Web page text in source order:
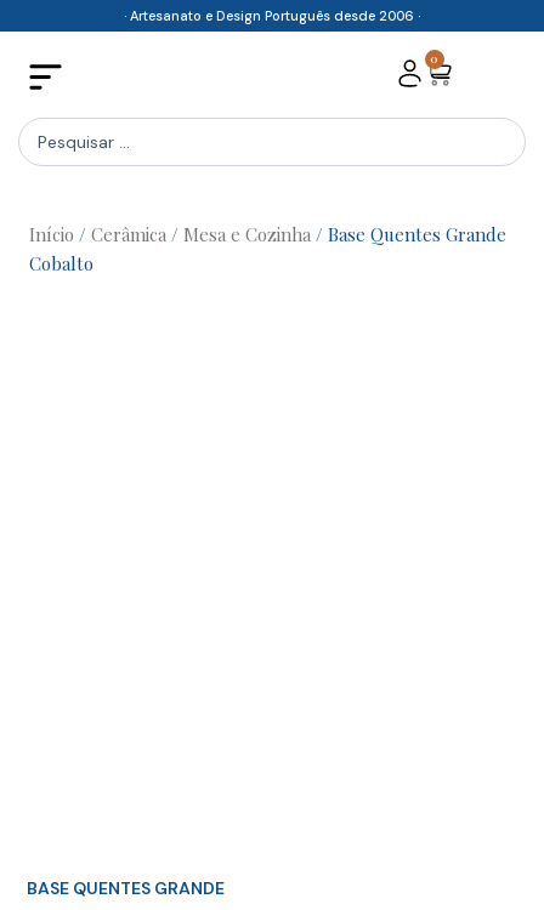
content
· Artesanato e Design Português desde 2006 ·
0
Cart
Search
...
Início / Cerâmica / Mesa e Cozinha / Base Quentes Grande
Cobalto
BASE QUENTES GRANDE